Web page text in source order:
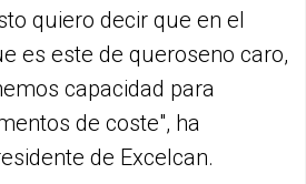
quiero decir que en el
es este de queroseno caro,
capacidad para
de coste", ha
de Excelcan.